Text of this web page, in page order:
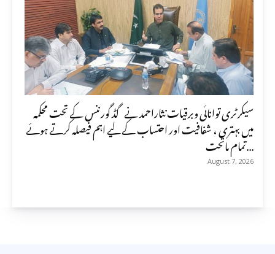
سیکرٹری توانائی وبرقیات نثاراحمد نے گڈ گورننس کے تحت محکمہ
میں بہتری ، شفافیت اور احتساب کے لیے اہم فیصلہ کرتے ہوئے
تمام ماتحت...
August 7, 2026